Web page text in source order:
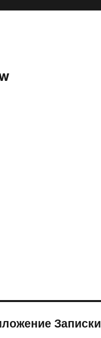
Записки